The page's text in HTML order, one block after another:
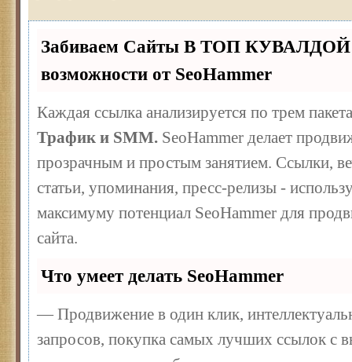
Забиваем Сайты В ТОП КУВАЛДОЙ
возможности от SeoHammer
Каждая ссылка анализируется по трем
Трафик и SMM. SeoHammer делает
прозрачным и простым занятием. Ссылки,
статьи, упоминания, пресс-релизы -
максимуму потенциал SeoHammer для
сайта.
Что умеет делать SeoHammer
— Продвижение в один клик,
запросов, покупка самых лучших ссылок с